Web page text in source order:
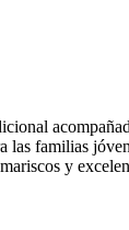
familias
y